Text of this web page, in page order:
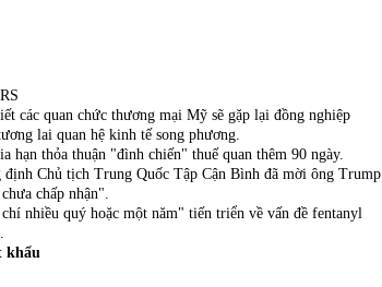
các quan chức thương mại Mỹ sẽ gặp lại đồng nghiệp
lai quan hệ kinh tế song phương.
hạn thỏa thuận "đình chiến" thuế quan thêm 90 ngày.
Chủ tịch Trung Quốc Tập Cận Bình đã mời ông Trump
chấp nhận".
nhiều quý hoặc một năm" tiến triển về vấn đề fentanyl
khẩu